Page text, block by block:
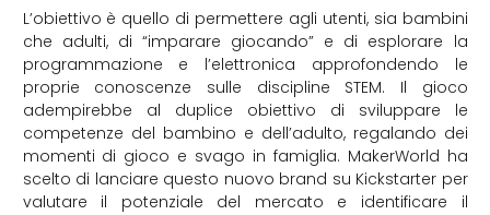
L’obiettivo è quello di permettere agli utenti, sia bambini
che adulti, di “imparare giocando” e di esplorare la
programmazione e l’elettronica approfondendo le
proprie conoscenze sulle discipline STEM. Il gioco
adempirebbe al duplice obiettivo di sviluppare le
competenze del bambino e dell’adulto, regalando dei
momenti di gioco e svago in famiglia. MakerWorld ha
scelto di lanciare questo nuovo brand su Kickstarter per
valutare il potenziale del mercato e identificare il